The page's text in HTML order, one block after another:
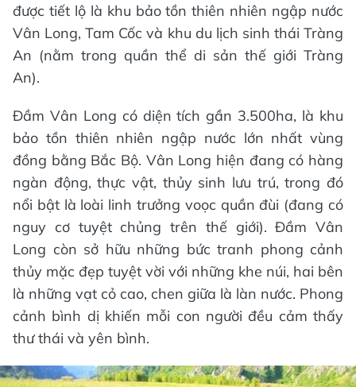
được tiết lộ là khu bảo tồn thiên nhiên ngập nước
Vân Long, Tam Cốc và khu du lịch sinh thái Tràng
An (nằm trong quần thể di sản thế giới Tràng
An).
Đầm Vân Long có diện tích gần 3.500ha, là khu
bảo tồn thiên nhiên ngập nước lớn nhất vùng
đồng bằng Bắc Bộ. Vân Long hiện đang có hàng
ngàn động, thực vật, thủy sinh lưu trú, trong đó
nổi bật là loài linh trưởng voọc quần đùi (đang có
nguy cơ tuyệt chủng trên thế giới). Đầm Vân
Long còn sở hữu những bức tranh phong cảnh
thủy mặc đẹp tuyệt vời với những khe núi, hai bên
là những vạt cỏ cao, chen giữa là làn nước. Phong
cảnh bình dị khiến mỗi con người đều cảm thấy
thư thái và yên bình.